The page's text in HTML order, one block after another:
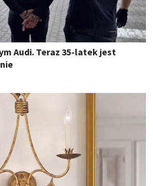
Audi. Teraz 35-latek jest